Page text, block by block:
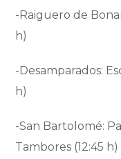
-Raiguero de
h)
-Desamparados:
h)
-San Bartolomé:
Tambores (12:45 h)